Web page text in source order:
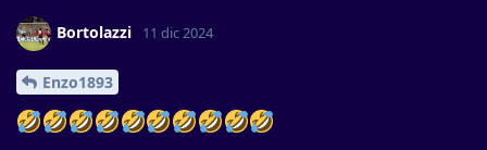
Bortolazzi 11 dic 2024
Enzo1893